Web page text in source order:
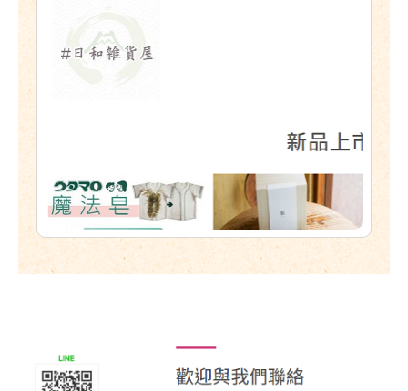
摩克百貨
http://www.jponline.shop2tw.com